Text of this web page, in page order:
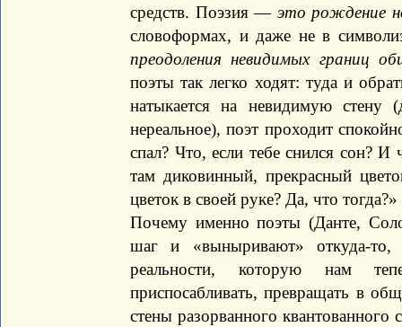
средств. Поэзия — это рождение
словоформах, и даже не в
преодоления невидимых границ
поэты так легко ходят: туда и
натыкается на невидимую
нереальное), поэт проходит
спал? Что, если тебе снился сон?
там диковинный, прекрасный
цветок в своей руке? Да, что тогда?»
Почему именно поэты (Данте,
шаг и «выныривают» откуда-
реальности, которую нам
приспосабливать, превращать в
стены разорванного